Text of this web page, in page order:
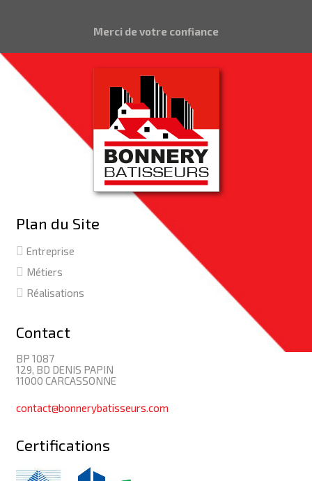
Merci de votre confiance
Plan du Site
Entreprise
Métiers
Réalisations
Contact
BP 1087
129, BD DENIS PAPIN
11000 CARCASSONNE
contact@bonnerybatisseurs.com
Certifications